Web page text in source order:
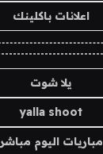
اعلانات باكلينك
يلا شوت
yalla shoot
مباريات اليوم مباشر